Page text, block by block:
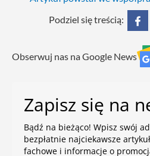
Podziel się treścią:
Obserwuj nas na Google News
Zapisz się na
Bądź na bieżąco! Wpisz swój
bezpłatnie najciekawsze
fachowe i informacje o